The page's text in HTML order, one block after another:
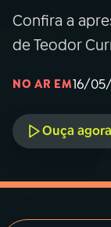
04
05
06
07ÚLTIMAS
Confira a
de Teodor
NO AR EM16/
Ouça agora